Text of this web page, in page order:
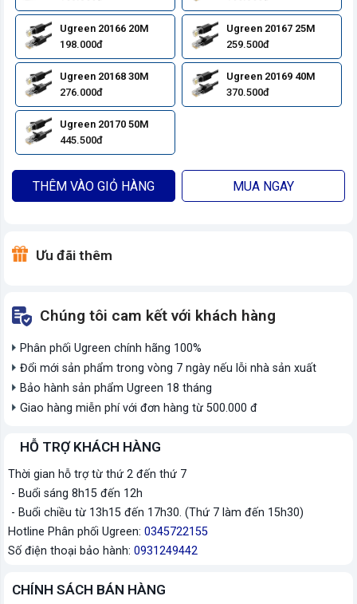
Ugreen 20166 20M
198.000đ
Ugreen 20167 25M
259.500đ
Ugreen 20168 30M
276.000đ
Ugreen 20169 40M
370.500đ
Ugreen 20170 50M
445.500đ
THÊM VÀO GIỎ HÀNG MUA NGAY
Ưu đãi thêm
Chúng tôi cam kết với khách hàng
Phân phối Ugreen chính hãng 100%
Đổi mới sản phẩm trong vòng 7 ngày nếu lỗi nhà sản xuất
Bảo hành sản phẩm Ugreen 18 tháng
Giao hàng miễn phí với đơn hàng từ 500.000 đ
HỖ TRỢ KHÁCH HÀNG
Thời gian hỗ trợ từ thứ 2 đến thứ 7
- Buổi sáng 8h15 đến 12h
- Buổi chiều từ 13h15 đến 17h30. (Thứ 7 làm đến 15h30)
Hotline Phân phối Ugreen: 0345722155
Số điện thoại bảo hành: 0931249442
CHÍNH SÁCH BÁN HÀNG